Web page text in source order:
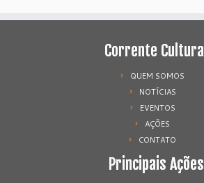
Corrente Cultural
QUEM SOMOS
NOTÍCIAS
EVENTOS
AÇÕES
CONTATO
Principais Ações